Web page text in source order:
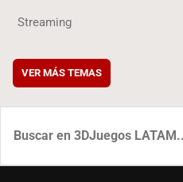
Streaming
VER MÁS TEMAS